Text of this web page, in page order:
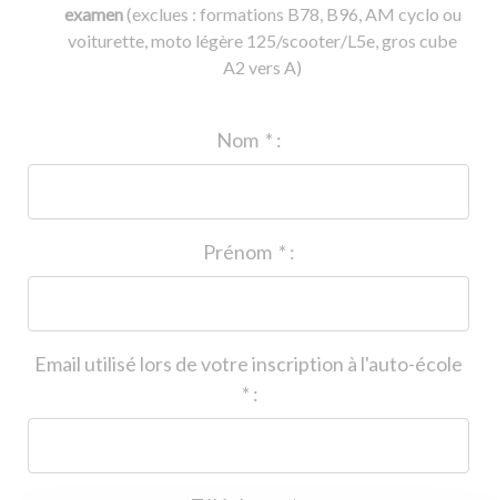
examen(exclues : formations B78, B96, AM cyclo ou
voiturette, moto légère 125/scooter/L5e, gros cube
A2 vers A)
* :
* :
Email utilisé lors de votre inscription à l'auto-école
* :